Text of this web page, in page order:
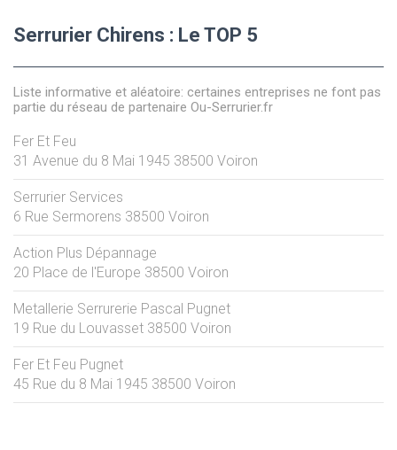
Serrurier Chirens : Le TOP 5
Liste informative et aléatoire: certaines entreprises ne font pas
partie du réseau de partenaire Ou-Serrurier.fr
Fer Et Feu
31 Avenue du 8 Mai 1945 38500 Voiron
Serrurier Services
6 Rue Sermorens 38500 Voiron
Action Plus Dépannage
20 Place de l'Europe 38500 Voiron
Metallerie Serrurerie Pascal Pugnet
19 Rue du Louvasset 38500 Voiron
Fer Et Feu Pugnet
45 Rue du 8 Mai 1945 38500 Voiron